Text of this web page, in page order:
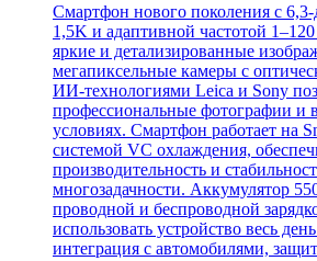
Смартфон нового поколения с
1,5K и адаптивной частотой
яркие и детализированные
мегапиксельные камеры с
ИИ-технологиями Leica и Sony
профессиональные фотографии и
условиях. Смартфон работает на
системой VC охлаждения,
производительность и
многозадачности. Аккумулятор
проводной и беспроводной
использовать устройство весь
интеграция с автомобилями,